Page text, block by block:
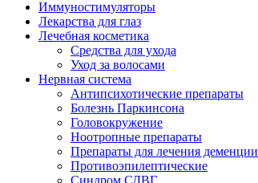
Иммуностимуляторы
Лекарства для глаз
Лечебная косметика
Средства для ухода
Уход за волосами
Нервная система
Антипсихотические препараты
Болезнь Паркинсона
Головокружение
Ноотропные препараты
Препараты для лечения деменции
Противоэпилептические
Синдром СДВГ